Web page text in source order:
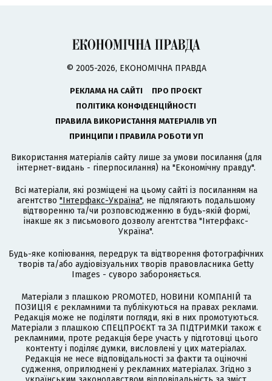
© 2005-2026, ЕКОНОМІЧНА ПРАВДА
РЕКЛАМА НА САЙТІ
ПРО ПРОЄКТ
ПОЛІТИКА КОНФІДЕНЦІЙНОСТІ
ПРАВИЛА ВИКОРИСТАННЯ МАТЕРІАЛІВ УП
ПРИНЦИПИ І ПРАВИЛА РОБОТИ УП
Використання матеріалів сайту лише за умови посилання (для
інтернет-видань - гіперпосилання) на "Економічну правду".
Всі матеріали, які розміщені на цьому сайті із посиланням на
агентство "Інтерфакс-Україна", не підлягають подальшому
відтворенню та/чи розповсюдженню в будь-якій формі,
інакше як з письмового дозволу агентства "Інтерфакс-
Україна".
Будь-яке копіювання, передрук та відтворення фотографічних
творів та/або аудіовізуальних творів правовласника Getty
Images - суворо забороняється.
Матеріали з плашкою PROMOTED, НОВИНИ КОМПАНІЙ та
ПОЗИЦІЯ є рекламними та публікуються на правах реклами.
Редакція може не поділяти погляди, які в них промотуються.
Матеріали з плашкою СПЕЦПРОЄКТ та ЗА ПІДТРИМКИ також є
рекламними, проте редакція бере участь у підготовці цього
контенту і поділяє думки, висловлені у цих матеріалах.
Редакція не несе відповідальності за факти та оціночні
судження, оприлюднені у рекламних матеріалах. Згідно з